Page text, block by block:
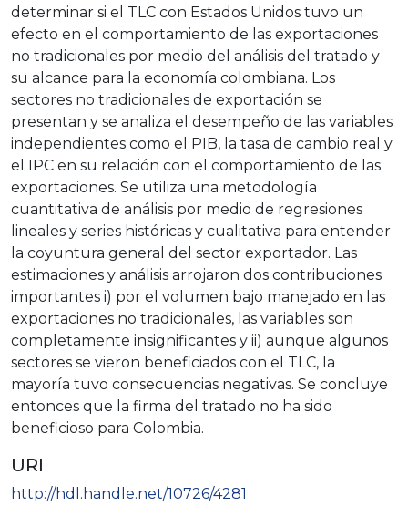
determinar si el TLC con Estados Unidos tuvo un
efecto en el comportamiento de las exportaciones
no tradicionales por medio del análisis del tratado y
su alcance para la economía colombiana. Los
sectores no tradicionales de exportación se
presentan y se analiza el desempeño de las variables
independientes como el PIB, la tasa de cambio real y
el IPC en su relación con el comportamiento de las
exportaciones. Se utiliza una metodología
cuantitativa de análisis por medio de regresiones
lineales y series históricas y cualitativa para entender
la coyuntura general del sector exportador. Las
estimaciones y análisis arrojaron dos contribuciones
importantes i) por el volumen bajo manejado en las
exportaciones no tradicionales, las variables son
completamente insignificantes y ii) aunque algunos
sectores se vieron beneficiados con el TLC, la
mayoría tuvo consecuencias negativas. Se concluye
entonces que la firma del tratado no ha sido
beneficioso para Colombia.
URI
http://hdl.handle.net/10726/4281